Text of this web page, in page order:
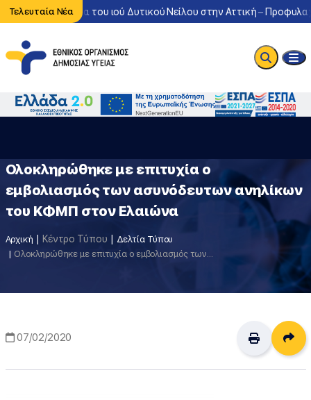
Τελευταία Νέα
κυκλοφορία του ιού Δυτικού Νείλου στην Αττική –
Ολοκληρώθηκε με επιτυχία ο
εμβολιασμός των ασυνόδευτων ανηλίκων
του ΚΦΜΠ στον Ελαιώνα
Αρχική Κέντρο Τύπου
Δελτία Τύπου
07/02/2020